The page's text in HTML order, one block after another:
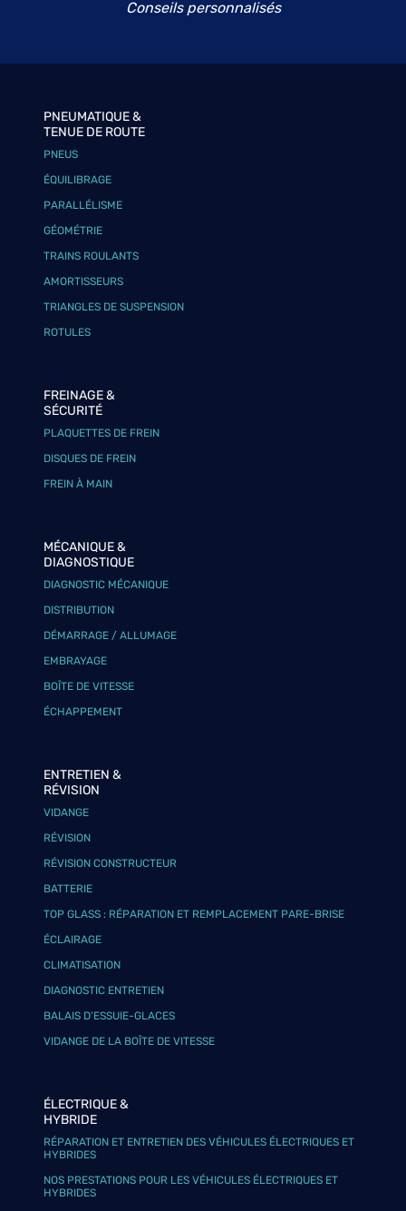
Conseils personnalisés
PNEUMATIQUE &
TENUE DE ROUTE
PNEUS
ÉQUILIBRAGE
PARALLÉLISME
GÉOMÉTRIE
TRAINS ROULANTS
AMORTISSEURS
TRIANGLES DE SUSPENSION
ROTULES
FREINAGE &
SÉCURITÉ
PLAQUETTES DE FREIN
DISQUES DE FREIN
FREIN À MAIN
MÉCANIQUE &
DIAGNOSTIQUE
DIAGNOSTIC MÉCANIQUE
DISTRIBUTION
DÉMARRAGE / ALLUMAGE
EMBRAYAGE
BOÎTE DE VITESSE
ÉCHAPPEMENT
ENTRETIEN &
RÉVISION
VIDANGE
RÉVISION
RÉVISION CONSTRUCTEUR
BATTERIE
TOP GLASS : RÉPARATION ET REMPLACEMENT PARE-BRISE
ÉCLAIRAGE
CLIMATISATION
DIAGNOSTIC ENTRETIEN
BALAIS D’ESSUIE-GLACES
VIDANGE DE LA BOÎTE DE VITESSE
ÉLECTRIQUE &
HYBRIDE
RÉPARATION ET ENTRETIEN DES VÉHICULES ÉLECTRIQUES ET
HYBRIDES
NOS PRESTATIONS POUR LES VÉHICULES ÉLECTRIQUES ET
HYBRIDES